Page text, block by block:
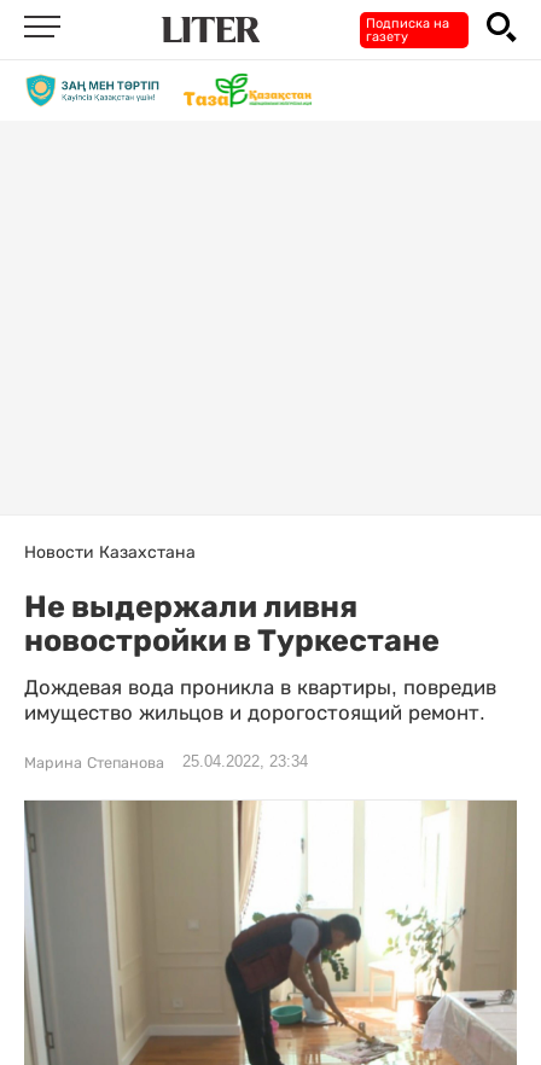
Подписка на
газету
Новости Казахстана
Не выдержали ливня
новостройки в Туркестане
Дождевая вода проникла в квартиры, повредив
имущество жильцов и дорогостоящий ремонт.
Марина Степанова 25.04.2022, 23:34